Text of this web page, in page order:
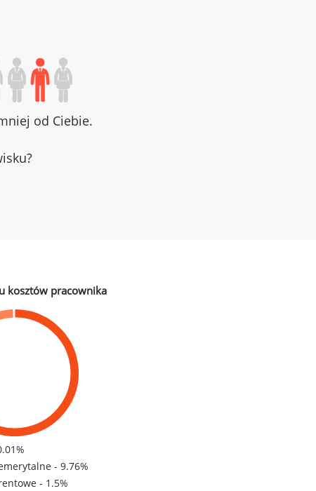
od Ciebie.
kosztów pracownika
- 9.76%
- 1.5%